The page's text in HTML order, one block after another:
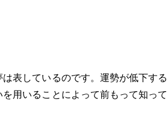
は表しているのです。運勢が低下する
用いることによって前もって知って